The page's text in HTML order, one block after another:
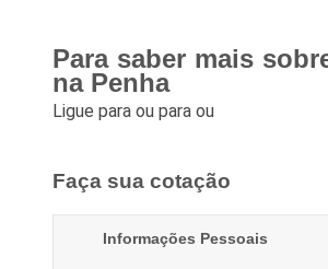
Para saber mais
na Penha
Ligue para ou para ou
Faça sua cotação
Informações Pessoais